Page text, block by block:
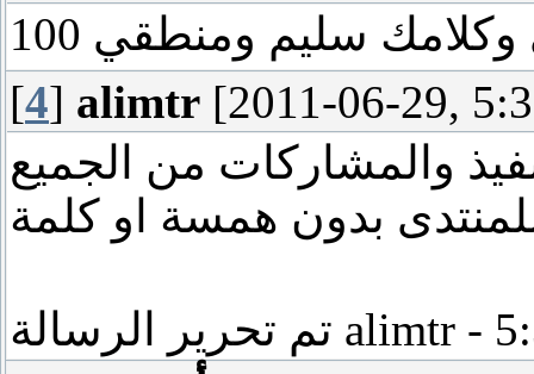
[4] alimtr [2011-06-29,
والمشاركات من الجميع
alimtr -